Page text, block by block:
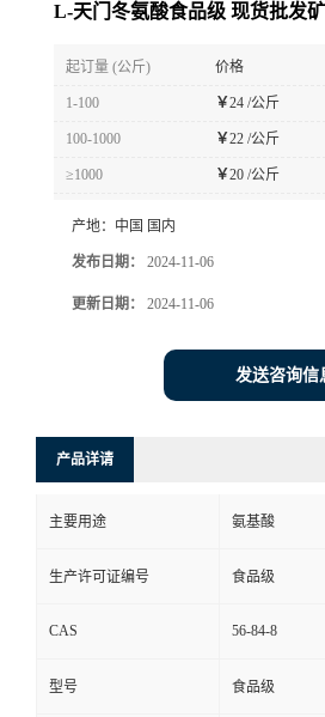
L-天门冬氨酸食品级 现货批发
起订量 (公斤) 价格
1-100 ￥24 /公斤
100-1000 ￥22 /公斤
≥1000 ￥20 /公斤
产地： 中国 国内
发布日期： 2024-11-06
更新日期： 2024-11-06
发送咨询信
产品详请
主要用途 氨基酸
生产许可证编号 食品级
CAS 56-84-8
型号 食品级